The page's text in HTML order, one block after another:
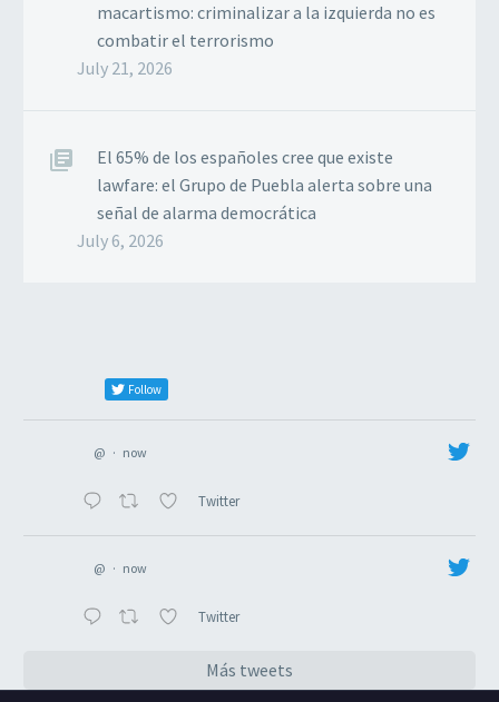
macartismo: criminalizar a la izquierda no es
combatir el terrorismo
July 21, 2026
El 65% de los españoles cree que existe
lawfare: el Grupo de Puebla alerta sobre una
señal de alarma democrática
July 6, 2026
Follow
@ · now
Twitter
@ · now
Twitter
Más tweets